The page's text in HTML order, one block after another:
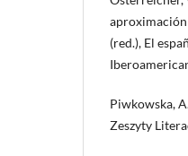
aproximación
(red.), El
Piwkowska,
Zeszyty